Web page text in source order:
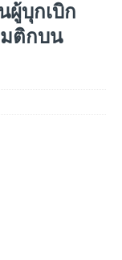
ผู้บุกเบิก
ติกบน